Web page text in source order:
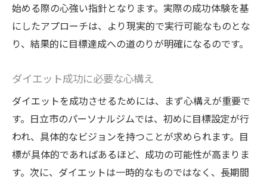
始める際の心強い指針となります。実際の成功体験を基
にしたアプローチは、より現実的で実行可能なものとな
り、結果的に目標達成への道のりが明確になるのです。
ダイエット成功に必要な心構え
ダイエットを成功させるためには、まず心構えが重要で
す。日立市のパーソナルジムでは、初めに目標設定が行
われ、具体的なビジョンを持つことが求められます。目
標が具体的であればあるほど、成功の可能性が高まりま
す。次に、ダイエットは一時的なものではなく、長期間